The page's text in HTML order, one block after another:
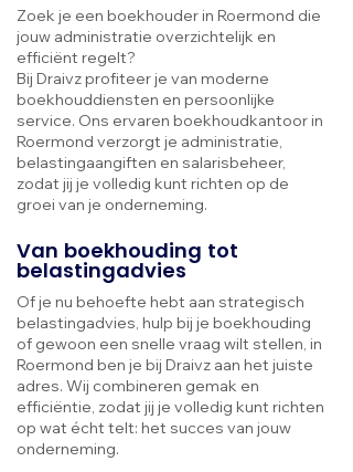
Zoek je een boekhouder in Roermond die
jouw administratie overzichtelijk en
efficiënt regelt?
Bij Draivz profiteer je van moderne
boekhouddiensten en persoonlijke
service. Ons ervaren boekhoudkantoor in
Roermond verzorgt je administratie,
belastingaangiften en salarisbeheer,
zodat jij je volledig kunt richten op de
groei van je onderneming.
Van boekhouding tot
belastingadvies
Of je nu behoefte hebt aan strategisch
belastingadvies, hulp bij je boekhouding
of gewoon een snelle vraag wilt stellen, in
Roermond ben je bij Draivz aan het juiste
adres. Wij combineren gemak en
efficiëntie, zodat jij je volledig kunt richten
op wat écht telt: het succes van jouw
onderneming.